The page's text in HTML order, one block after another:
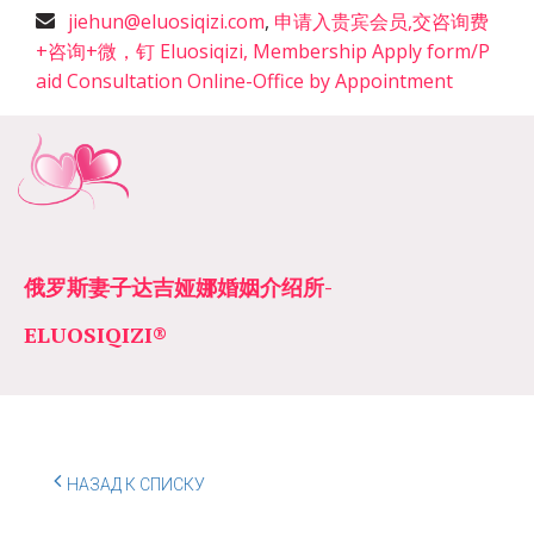
jiehun@eluosiqizi.com, 申请入贵宾会员,交咨询费
+咨询+微，钉 Eluosiqizi, Membership Apply form/P
aid Consultation Online-Office by Appointment
俄罗斯妻子达吉娅娜婚姻介绍所­­
ELUOSIQIZI®
НАЗАД К СПИСКУ